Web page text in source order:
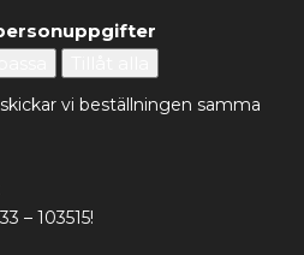
vi beställningen samma
– 103515!